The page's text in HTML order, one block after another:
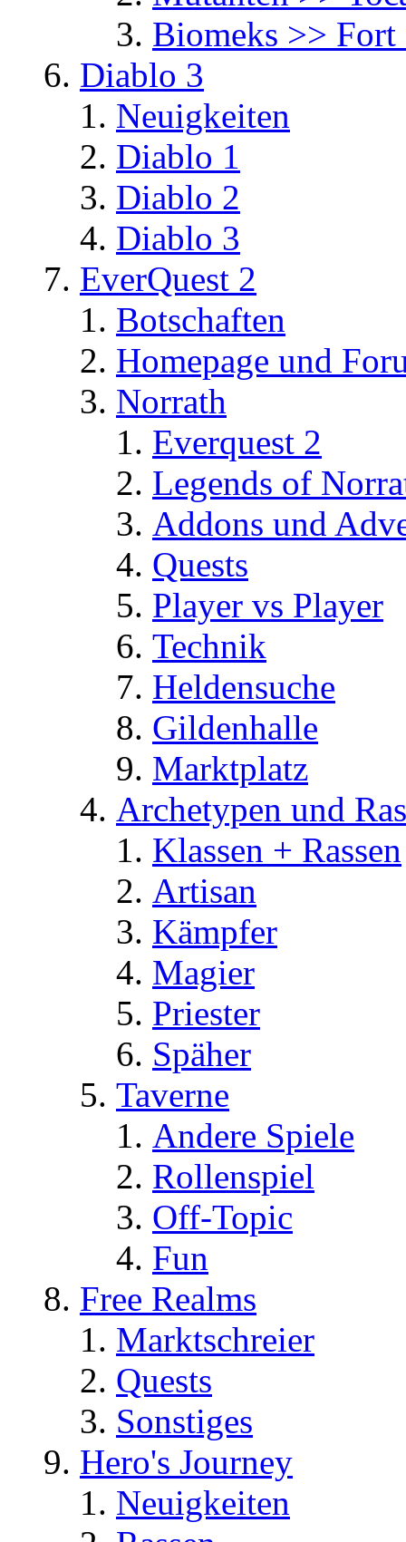
Biomeks >> Fort
Diablo 3
Neuigkeiten
Diablo 1
Diablo 2
Diablo 3
EverQuest 2
Botschaften
Homepage und
Norrath
Everquest 2
Legends of
Addons und
Quests
Player vs Player
Technik
Heldensuche
Gildenhalle
Marktplatz
Archetypen und
Klassen + Rassen
Artisan
Kämpfer
Magier
Priester
Späher
Taverne
Andere Spiele
Rollenspiel
Off-Topic
Fun
Free Realms
Marktschreier
Quests
Sonstiges
Hero's Journey
Neuigkeiten